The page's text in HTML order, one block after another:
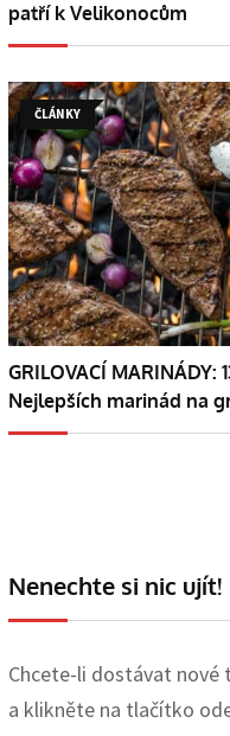
patří k Velikonocům
ČLÁNKY
GRILOVACÍ MARINÁDY:
Nejlepších marinád na
Nenechte si nic ujít!
Chcete-li dostávat nové
a klikněte na tlačítko